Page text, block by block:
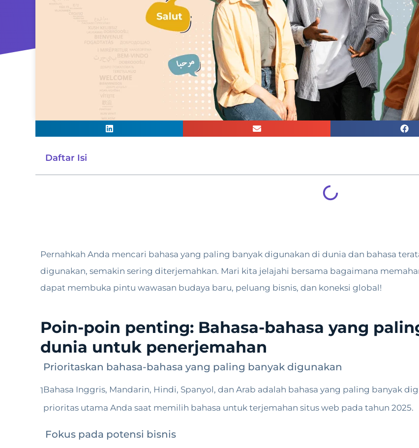
Daftar Isi
Pernahkah Anda mencari bahasa yang paling banyak digunakan di dunia dan bahasa
digunakan, semakin sering diterjemahkan. Mari kita jelajahi bersama bagaimana
dapat membuka pintu wawasan budaya baru, peluang bisnis, dan koneksi global!
Poin-poin penting: Bahasa-bahasa yang
dunia untuk penerjemahan
1
Prioritaskan bahasa-bahasa yang paling banyak digunakan
Bahasa Inggris, Mandarin, Hindi, Spanyol, dan Arab adalah bahasa yang paling banyak
prioritas utama Anda saat memilih bahasa untuk terjemahan situs web pada tahun 2025.
Fokus pada potensi bisnis